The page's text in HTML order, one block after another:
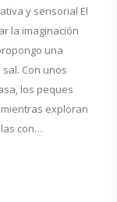
y sensorial El
la imaginación
una
Con unos
los peques
exploran
con…